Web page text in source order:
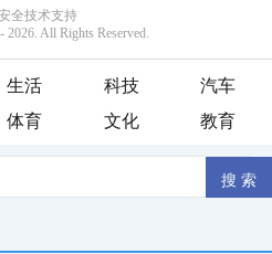
生活 科技
汽车
体育 文化 教育